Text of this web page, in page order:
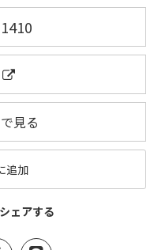
見る
追加
ェアする